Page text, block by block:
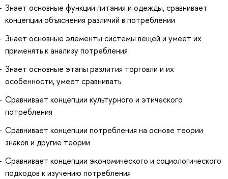
Знает основные функции питания и одежды, сравнивает
концепции объяснения различий в потреблении
Знает основные элементы системы вещей и умеет их
применять к анализу потребления
Знает основные этапы разлития торговли и их
особенности, умеет сравнивать
Сравнивает концепции культурного и этического
потребления
Сравнивает концепции потребления на основе теории
знаков и другие теории
Сравнивает концепции экономического и социологического
подходов к изучению потребления